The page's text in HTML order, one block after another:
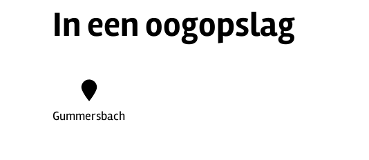
In een oogopslag
Gummersbach